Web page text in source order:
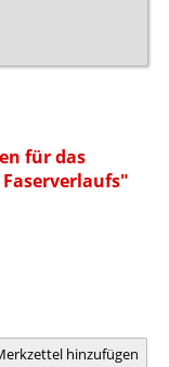
für das
hinzufügen